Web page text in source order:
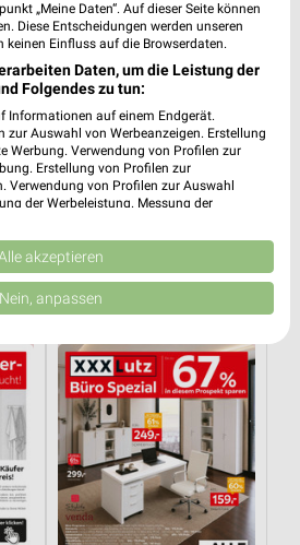
Wohnenpreishits
Gültig bis Fr. 14.08.
XXXLutz
„Meine Daten“. Auf dieser Seite können
Diese Entscheidungen werden unseren
Einfluss auf die Browserdaten.
Daten, um die Leistung der
Folgendes zu tun:
Informationen auf einem Endgerät.
zur Auswahl von Werbeanzeigen. Erstellung
Werbung. Verwendung von Profilen zur
Erstellung von Profilen zur
Verwendung von Profilen zur Auswahl
der Werbeleistung. Messung der
verschiedenen Quellen. Entwicklung und
reduzierter Daten zur Auswahl
Union weitergegeben und in die
Anbieter)
Zwecke:
auf Informationen
Daten zur Auswahl von
akzeptieren
Nein, anpassen